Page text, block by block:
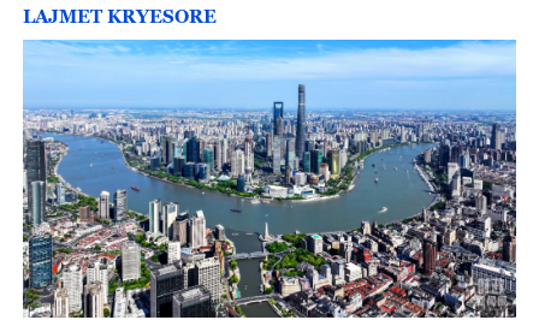
LAJMET KRYESORE